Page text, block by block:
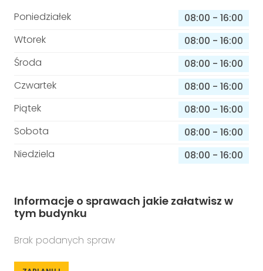
Poniedziałek 08:00 - 16:00
Wtorek
08:00 - 16:00
Środa
08:00 - 16:00
Czwartek
08:00 - 16:00
Piątek
08:00 - 16:00
Sobota
08:00 - 16:00
Niedziela
08:00 - 16:00
Informacje o sprawach jakie załatwisz w
tym budynku
Brak podanych spraw